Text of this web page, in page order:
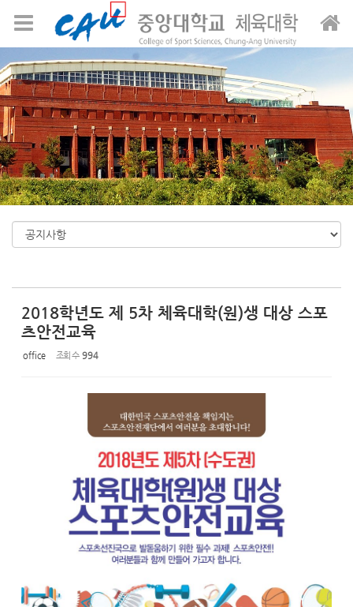
메뉴 건너뛰기
2018학년도 제 5차 체육대학(원)생 대상 스포
츠안전교육
office 조회 수 994